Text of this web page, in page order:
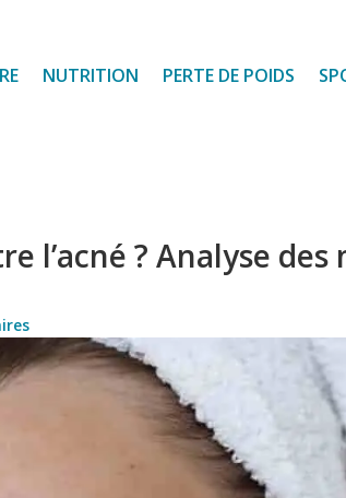
NUTRITION PERTE DE POIDS
l’acné ? Analyse